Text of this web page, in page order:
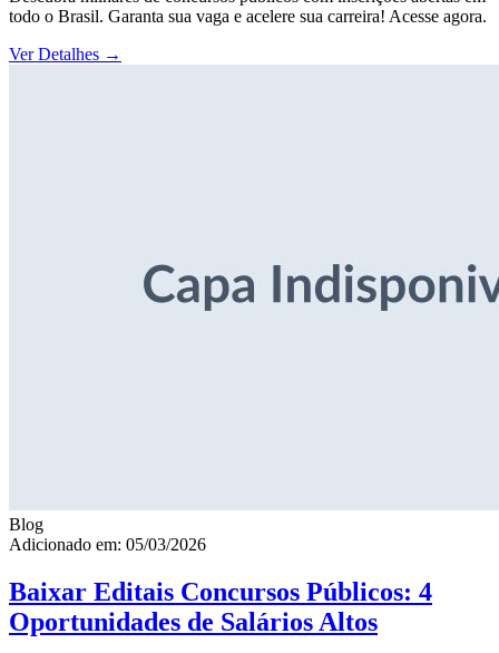
todo o Brasil. Garanta sua vaga e acelere sua carreira! Acesse agora.
Ver Detalhes →
Blog
Adicionado em: 05/03/2026
Baixar Editais Concursos Públicos: 4
Oportunidades de Salários Altos